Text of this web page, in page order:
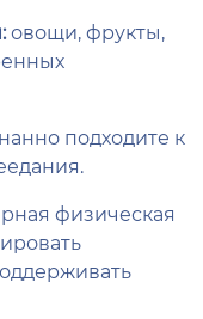
овощи, фрукты,
подходите к
физическая